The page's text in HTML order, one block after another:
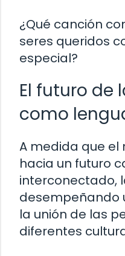
¿Qué canción
seres queridos
especial?
El futuro de
como
A medida que el
hacia un futuro
interconectado,
desempeñando
la unión de las
diferentes